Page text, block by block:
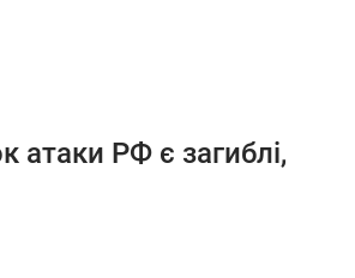
атаки РФ є загиблі,